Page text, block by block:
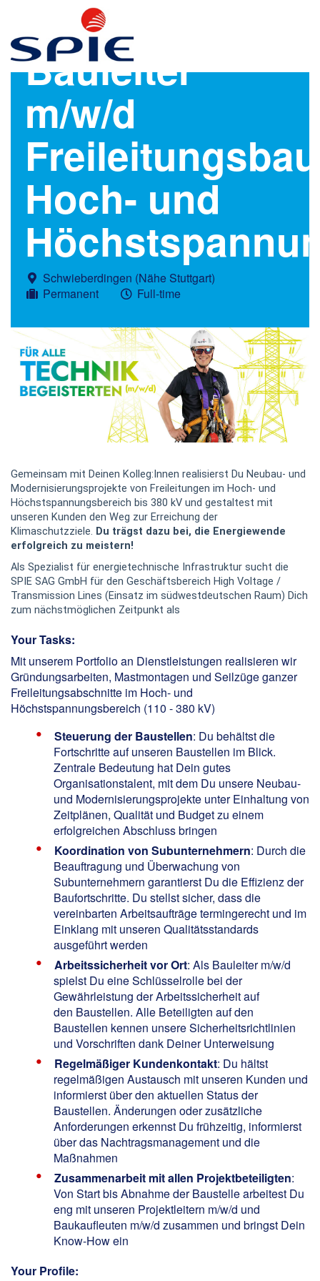
Bauleiter
m/w/d
Freileitungsbau
Hoch- und
Schwieberdingen (Nähe Stuttgart)
Permanent
Full-time
Gemeinsam mit Deinen Kolleg:Innen realisierst Du Neubau- und
Modernisierungsprojekte von Freileitungen im Hoch- und
Höchstspannungsbereich bis 380 kV und gestaltest mit
unseren Kunden den Weg zur Erreichung der
Klimaschutzziele. Du trägst dazu bei, die Energiewende
erfolgreich zu meistern!
Als Spezialist für energietechnische Infrastruktur sucht die
SPIE SAG GmbH für den Geschäftsbereich High Voltage /
Transmission Lines (Einsatz im südwestdeutschen Raum) Dich
zum nächstmöglichen Zeitpunkt als
Your Tasks:
Mit unserem Portfolio an Dienstleistungen realisieren wir
Gründungsarbeiten, Mastmontagen und Seilzüge ganzer
Freileitungsabschnitte im Hoch- und
Höchstspannungsbereich (110 - 380 kV)
Steuerung der Baustellen: Du behältst die
Fortschritte auf unseren Baustellen im Blick.
Zentrale Bedeutung hat Dein gutes
Organisationstalent, mit dem Du unsere Neubau-
und Modernisierungsprojekte unter Einhaltung von
Zeitplänen, Qualität und Budget zu einem
erfolgreichen Abschluss bringen
Koordination von Subunternehmern: Durch die
Beauftragung und Überwachung von
Subunternehmern garantierst Du die Effizienz der
Baufortschritte. Du stellst sicher, dass die
vereinbarten Arbeitsaufträge termingerecht und im
Einklang mit unseren Qualitätsstandards
ausgeführt werden
Arbeitssicherheit vor Ort: Als Bauleiter m/w/d
spielst Du eine Schlüsselrolle bei der
Gewährleistung der Arbeitssicherheit auf
den Baustellen. Alle Beteiligten auf den
Baustellen kennen unsere Sicherheitsrichtlinien
und Vorschriften dank Deiner Unterweisung
Regelmäßiger Kundenkontakt: Du hältst
regelmäßigen Austausch mit unseren Kunden und
informierst über den aktuellen Status der
Baustellen. Änderungen oder zusätzliche
Anforderungen erkennst Du frühzeitig, informierst
über das Nachtragsmanagement und die
Maßnahmen
Zusammenarbeit mit allen Projektbeteiligten:
Von Start bis Abnahme der Baustelle arbeitest Du
eng mit unseren Projektleitern m/w/d und
Baukaufleuten m/w/d zusammen und bringst Dein
Know-How ein
Your Profile: